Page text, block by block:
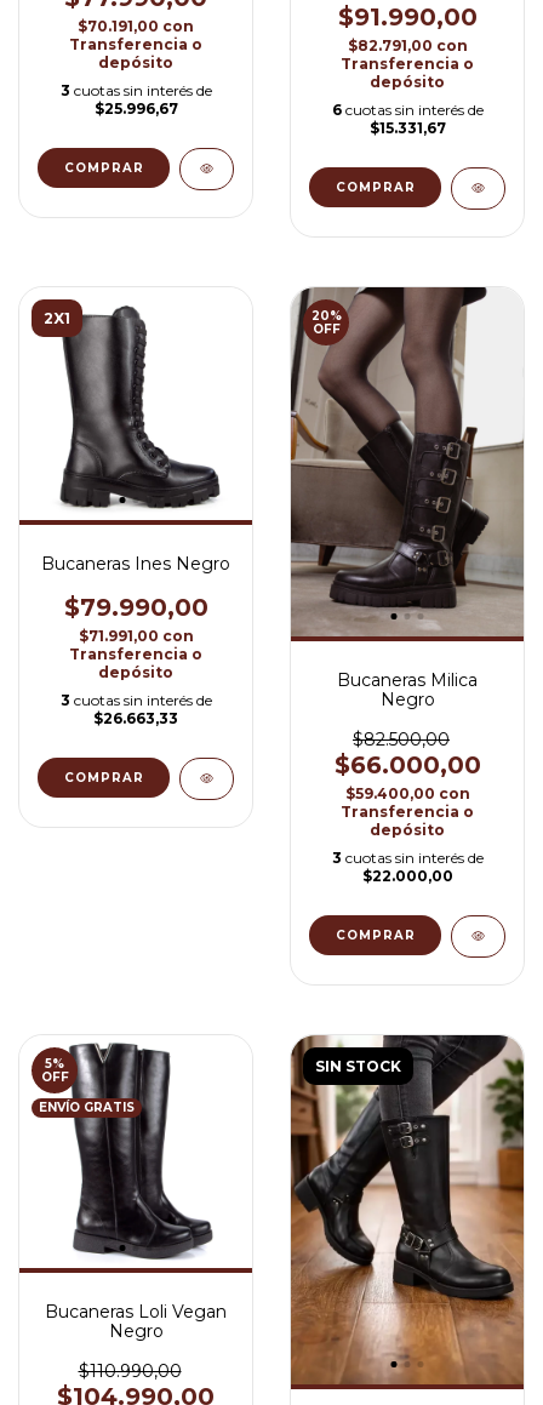
$70.191,00 con
Transferencia o
depósito
3 cuotas sin interés de
$25.996,67
COMPRAR
$91.990,00
$82.791,00 con
Transferencia o
depósito
6 cuotas sin interés de
$15.331,67
COMPRAR
2X1
Bucaneras Ines Negro
$79.990,00
$71.991,00 con
Transferencia o
depósito
3 cuotas sin interés de
$26.663,33
COMPRAR
20%
OFF
Bucaneras Milica
Negro
$82.500,00
$66.000,00
$59.400,00 con
Transferencia o
depósito
3 cuotas sin interés de
$22.000,00
COMPRAR
5%
OFF
ENVÍO GRATIS
Bucaneras Loli Vegan
Negro
$110.990,00
$104.990,00
SIN STOCK